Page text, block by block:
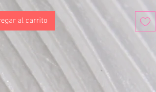
al carrito